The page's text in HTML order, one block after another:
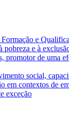
e
pobreza e à
promotor de uma
social,
em contextos de
exceção